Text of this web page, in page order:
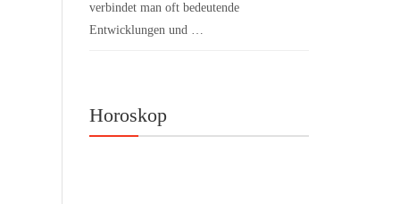
verbindet man oft bedeutende
Entwicklungen und …
Horoskop